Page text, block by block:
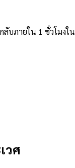
ลับภายใน 1 ชั่วโมงใน
วศ